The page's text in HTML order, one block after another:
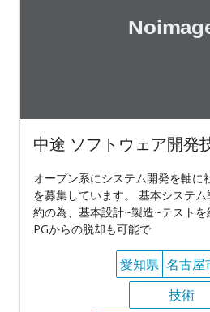
中途 ソフトウェア開発
オープン系にシステム開発を軸に
を募集しています。 基本システ
約の為、基本設計~製造~テストを
PGからの脱却も可能で
愛知県 名古屋
技術